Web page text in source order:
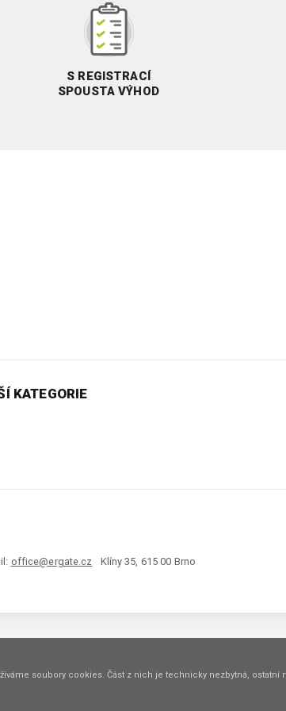
S REGISTRACÍ
SPOUSTA VÝHOD
KATEGORIE
office@ergate.cz Klíny 35, 615 00 Brno
s.r.o., Klíny 35, 61500 Brno
soubory cookies. Část z nich je technicky nezbytná,